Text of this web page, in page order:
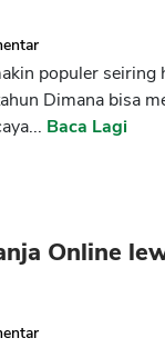
populer seiring
Dimana bisa
Baca Lagi
Online